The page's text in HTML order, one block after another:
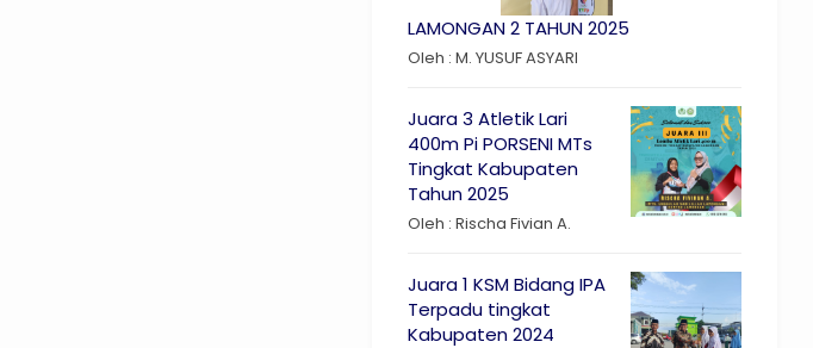
LAMONGAN 2 TAHUN 2025
Oleh : M. YUSUF ASYARI
Juara 3 Atletik Lari
400m Pi PORSENI MTs
Tingkat Kabupaten
Tahun 2025
Oleh : Rischa Fivian A.
Juara 1 KSM Bidang IPA
Terpadu tingkat
Kabupaten 2024